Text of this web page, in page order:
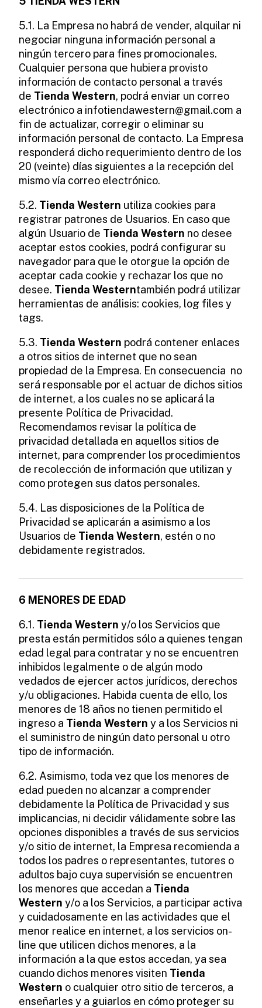
5.1. La Empresa no habrá de vender, alquilar ni
negociar ninguna información personal a
ningún tercero para fines promocionales.
Cualquier persona que hubiera provisto
información de contacto personal a través
de Tienda Western, podrá enviar un correo
electrónico a infotiendawestern@gmail.com a
fin de actualizar, corregir o eliminar su
información personal de contacto. La Empresa
responderá dicho requerimiento dentro de los
20 (veinte) días siguientes a la recepción del
mismo vía correo electrónico.
5.2. Tienda Western utiliza cookies para
registrar patrones de Usuarios. En caso que
algún Usuario de Tienda Western no desee
aceptar estos cookies, podrá configurar su
navegador para que le otorgue la opción de
aceptar cada cookie y rechazar los que no
desee. Tienda Westerntambién podrá utilizar
herramientas de análisis: cookies, log files y
tags.
5.3. Tienda Western podrá contener enlaces
a otros sitios de internet que no sean
propiedad de la Empresa. En consecuencia no
será responsable por el actuar de dichos sitios
de internet, a los cuales no se aplicará la
presente Política de Privacidad.
Recomendamos revisar la política de
privacidad detallada en aquellos sitios de
internet, para comprender los procedimientos
de recolección de información que utilizan y
como protegen sus datos personales.
5.4. Las disposiciones de la Política de
Privacidad se aplicarán a asimismo a los
Usuarios de Tienda Western, estén o no
debidamente registrados.
6 MENORES DE EDAD
6.1. Tienda Western y/o los Servicios que
presta están permitidos sólo a quienes tengan
edad legal para contratar y no se encuentren
inhibidos legalmente o de algún modo
vedados de ejercer actos jurídicos, derechos
y/u obligaciones. Habida cuenta de ello, los
menores de 18 años no tienen permitido el
ingreso a Tienda Western y a los Servicios ni
el suministro de ningún dato personal u otro
tipo de información.
6.2. Asimismo, toda vez que los menores de
edad pueden no alcanzar a comprender
debidamente la Política de Privacidad y sus
implicancias, ni decidir válidamente sobre las
opciones disponibles a través de sus servicios
y/o sitio de internet, la Empresa recomienda a
todos los padres o representantes, tutores o
adultos bajo cuya supervisión se encuentren
los menores que accedan a Tienda
Western y/o a los Servicios, a participar activa
y cuidadosamente en las actividades que el
menor realice en internet, a los servicios on-
line que utilicen dichos menores, a la
información a la que estos accedan, ya sea
cuando dichos menores visiten Tienda
Western o cualquier otro sitio de terceros, a
enseñarles y a guiarlos en cómo proteger su